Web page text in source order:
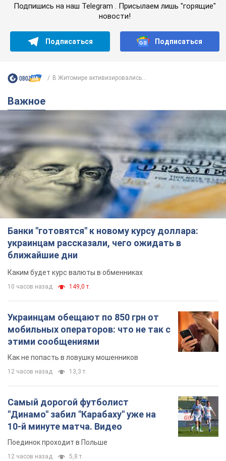
Подпишись на наш Telegram . Присылаем лишь "горящие"
новости!
Подписаться Подписаться
В Житомире активизировались...
Важное
Банки "готовятся" к новому курсу доллара:
украинцам рассказали, чего ожидать в
ближайшие дни
Каким будет курс валюты в обменниках
10 часов назад 149,0 т.
Украинцам обещают по 850 грн от
мобильных операторов: что не так с
этими сообщениями
Как не попасть в ловушку мошенников
12 часов назад 13,3 т.
Самый дорогой футболист
"Динамо" забил "Карабаху" уже на
10-й минуте матча. Видео
Поединок проходит в Польше
12 часов назад 5,8 т.